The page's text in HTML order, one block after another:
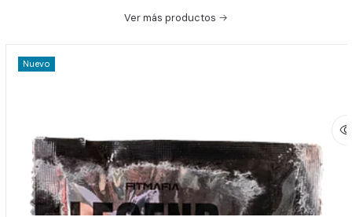
Ver más productos
Nuevo